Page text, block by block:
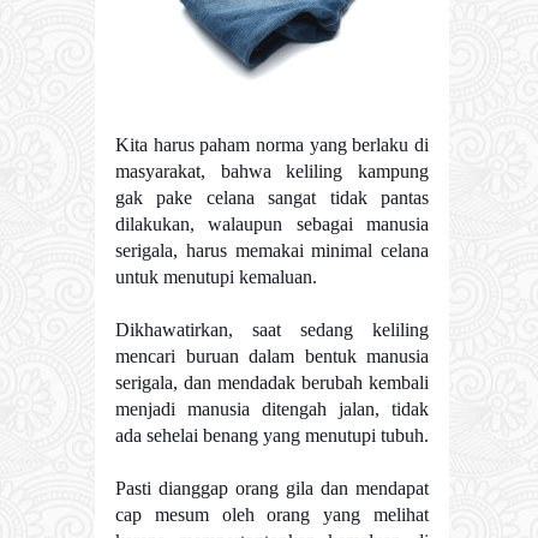
Kita harus paham norma yang berlaku di
masyarakat, bahwa keliling kampung
gak pake celana sangat tidak pantas
dilakukan, walaupun sebagai manusia
serigala, harus memakai minimal celana
untuk menutupi kemaluan.
Dikhawatirkan, saat sedang keliling
mencari buruan dalam bentuk manusia
serigala, dan mendadak berubah kembali
menjadi manusia ditengah jalan, tidak
ada sehelai benang yang menutupi tubuh.
Pasti dianggap orang gila dan mendapat
cap mesum oleh orang yang melihat